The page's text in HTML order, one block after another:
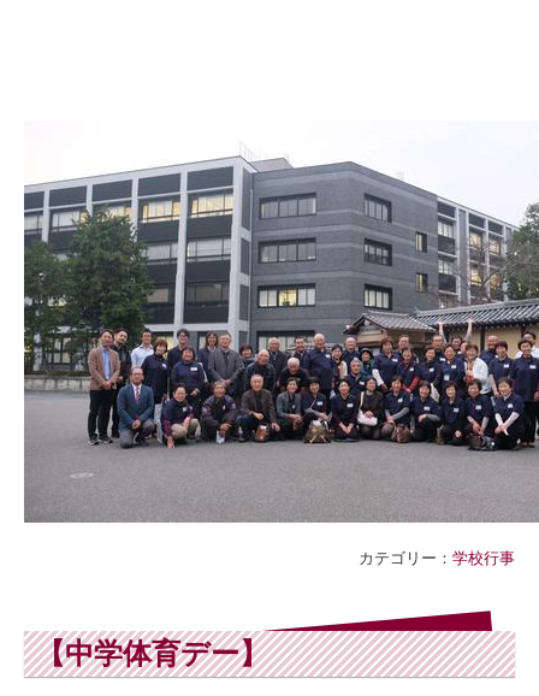
カテゴリー： 学校行事
【中学体育デー】